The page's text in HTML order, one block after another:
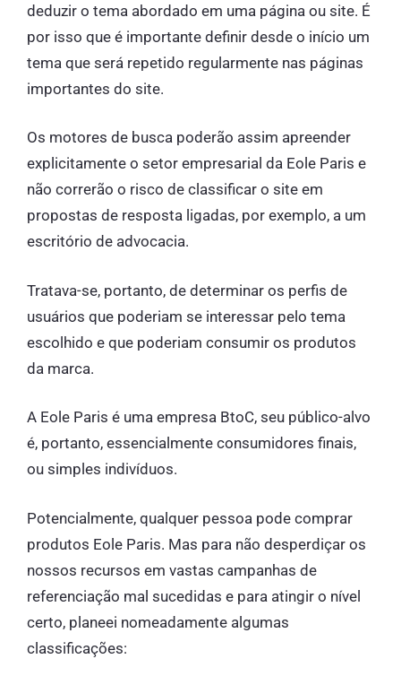
deduzir o tema abordado em uma página ou site. É
por isso que é importante definir desde o início um
tema que será repetido regularmente nas páginas
importantes do site.
Os motores de busca poderão assim apreender
explicitamente o setor empresarial da Eole Paris e
não correrão o risco de classificar o site em
propostas de resposta ligadas, por exemplo, a um
escritório de advocacia.
Tratava-se, portanto, de determinar os perfis de
usuários que poderiam se interessar pelo tema
escolhido e que poderiam consumir os produtos
da marca.
A Eole Paris é uma empresa BtoC, seu público-alvo
é, portanto, essencialmente consumidores finais,
ou simples indivíduos.
Potencialmente, qualquer pessoa pode comprar
produtos Eole Paris. Mas para não desperdiçar os
nossos recursos em vastas campanhas de
referenciação mal sucedidas e para atingir o nível
certo, planeei nomeadamente algumas
classificações: